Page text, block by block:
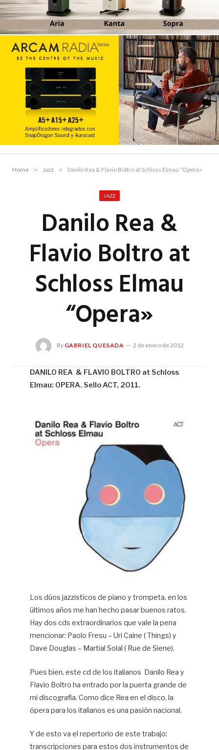
Home » Jazz » Danilo Rea & Flavio Boltro at Schloss Elmau “Opera»
JAZZ
Danilo Rea &
Flavio Boltro at
Schloss Elmau
“Opera»
By GABRIEL QUESADA 2 de enero de 2012
DANILO REA & FLAVIO BOLTRO at Schloss
Elmau: OPERA. Sello ACT, 2011.
Los dúos jazzisticos de piano y trompeta, en los
últimos años me han hecho pasar buenos ratos.
Hay dos cds extraordinarios que vale la pena
mencionar: Paolo Fresu – Uri Caine ( Things) y
Dave Douglas – Martial Solal ( Rue de Siene).
Pues bien, este cd de los italianos Danilo Rea y
Flavio Boltro ha entrado por la puerta grande de
mi discografía. Como dice Rea en el disco, la
ópera para los italianos es una pasión nacional.
Y de esto va el repertorio de este trabajo:
transcripciones para estos dos instrumentos de